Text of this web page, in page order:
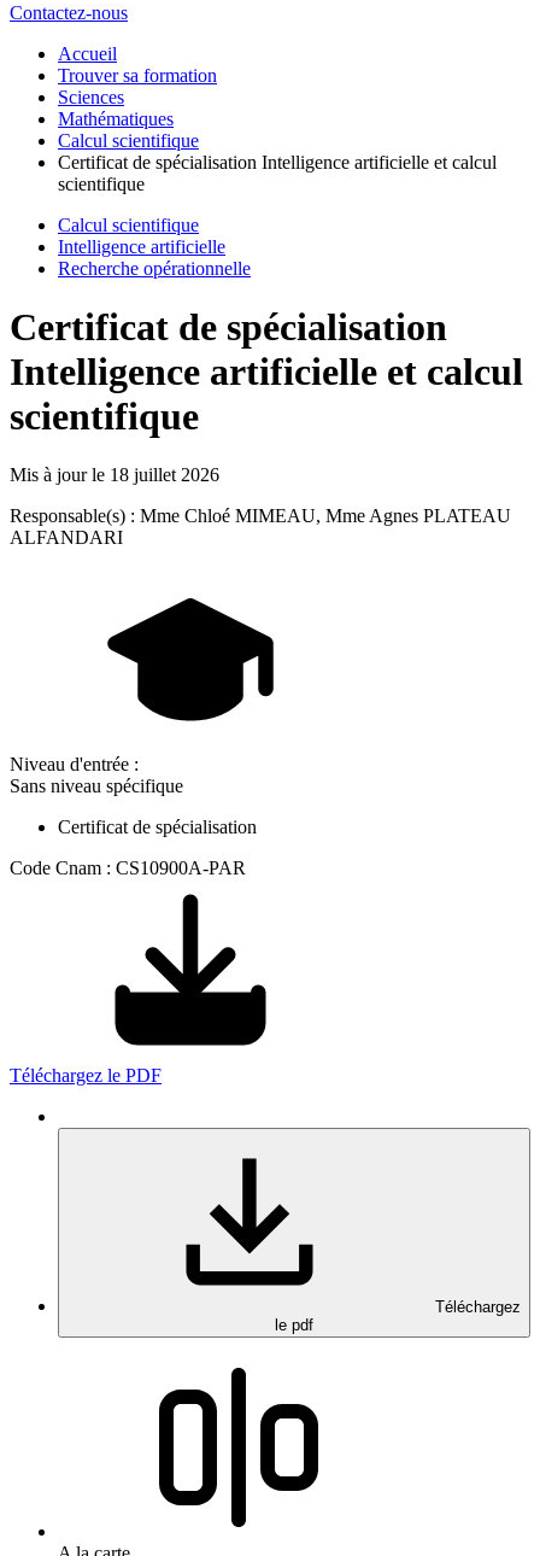
Contactez-nous
Accueil
Trouver sa formation
Sciences
Mathématiques
Calcul scientifique
Certificat de spécialisation Intelligence artificielle et calcul
scientifique
Calcul scientifique
Intelligence artificielle
Recherche opérationnelle
Certificat de spécialisation
Intelligence artificielle et calcul
scientifique
Mis à jour le 18 juillet 2026
Responsable(s) : Mme Chloé MIMEAU, Mme Agnes PLATEAU
ALFANDARI
Niveau d'entrée :
Sans niveau spécifique
Certificat de spécialisation
Code Cnam : CS10900A-PAR
Téléchargez le PDF
Téléchargez
le pdf